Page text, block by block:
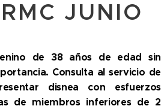
JUNIO
de 38 años de edad sin
Consulta al servicio de
disnea con esfuerzos
de miembros inferiores de 2